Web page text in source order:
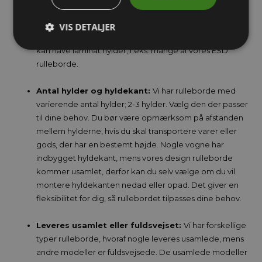
stål eller elforzinket stål, da dette er slidstærkt og nemt
at rengøre. Visse rulleborde kommer i rustfrit stål, da
kan have laminat hylder, f.eks. mange af vores ESD
rulleborde.
Antal hylder og hyldekant:Vi har rulleborde med
varierende antal hylder; 2-3 hylder. Vælg den der passer
til dine behov. Du bør være opmærksom på afstanden
mellem hylderne, hvis du skal transportere varer eller
gods, der har en bestemt højde. Nogle vogne har
indbygget hyldekant, mens vores design rulleborde
kommer usamlet, derfor kan du selv vælge om du vil
montere hyldekanten nedad eller opad. Det giver en
fleksibilitet for dig, så rullebordet tilpasses dine behov.
Leveres usamlet eller fuldsvejset:Vi har forskellige
typer rulleborde, hvoraf nogle leveres usamlede, mens
andre modeller er fuldsvejsede. De usamlede modeller
VIS DETALJER